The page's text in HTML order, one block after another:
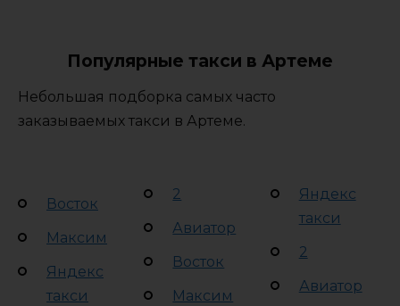
Популярные такси в Артеме
Небольшая подборка самых часто
заказываемых такси в Артеме.
Восток
Максим
Яндекс
такси
2
Авиатор
Восток
Максим
Яндекс
такси
2
Авиатор